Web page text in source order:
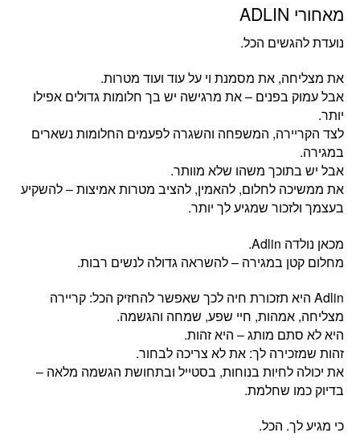
מאחורי ADLIN
נועדת להגשים הכל.
את מצליחה, את מסמנת וי על עוד ועוד מטרות.
אבל עמוק בפנים – את מרגישה יש בך חלומות גדולים אפילו
יותר.
לצד הקריירה, המשפחה והשגרה לפעמים החלומות נשארים
במגירה.
אבל יש בתוכך משהו שלא מוותר.
את ממשיכה לחלום, להאמין, להציב מטרות אמיצות – להשקיע
בעצמך ולזכור שמגיע לך יותר.
מכאן נולדה Adlin.
מחלום קטן במגירה – להשראה גדולה לנשים רבות.
‏Adlin היא תזכורת חיה לכך שאפשר להחזיק הכל: קריירה
מצליחה, אמהות, חיי שפע, שמחה והגשמה.
היא לא סתם מותג – היא זהות.
זהות שמזכירה לך: את לא צריכה לבחור.
את יכולה לחיות בנוחות, בסטייל ובתחושת הגשמה מלאה –
בדיוק כמו שחלמת.
כי מגיע לך. הכל.